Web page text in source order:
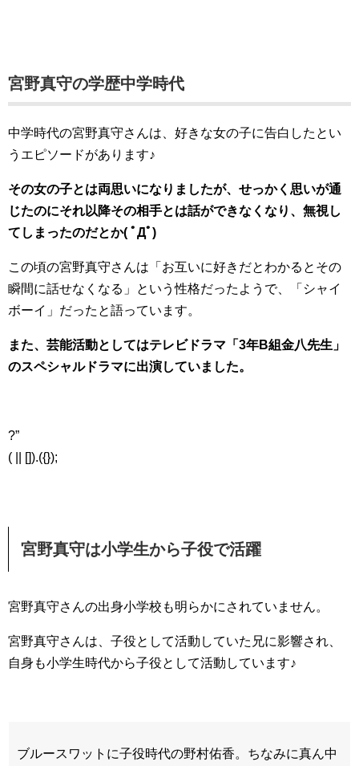
宮野真守の学歴中学時代
中学時代の宮野真守さんは、好きな女の子に告白したとい
うエピソードがあります♪
その女の子とは両思いになりましたが、せっかく思いが通
じたのにそれ以降その相手とは話ができなくなり、無視し
てしまったのだとか( ﾟДﾟ)
この頃の宮野真守さんは「お互いに好きだとわかるとその
瞬間に話せなくなる」という性格だったようで、「シャイ
ボーイ」だったと語っています。
また、芸能活動としてはテレビドラマ「3年B組金八先生」
のスペシャルドラマに出演していました。
?”
( || []).({});
宮野真守は小学生から子役で活躍
宮野真守さんの出身小学校も明らかにされていません。
宮野真守さんは、子役として活動していた兄に影響され、
自身も小学生時代から子役として活動しています♪
ブルースワットに子役時代の野村佑香。ちなみに真ん中